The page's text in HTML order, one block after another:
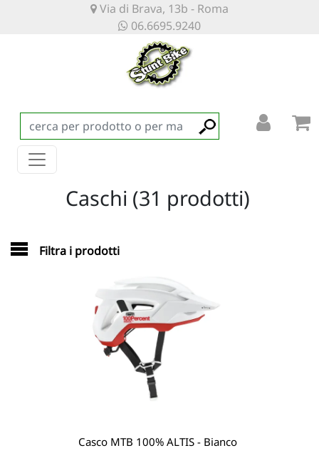
Via di Brava, 13b - Roma
06.6695.9240
Filtra i prodotti
Caschi (31 prodotti)
Casco MTB 100% ALTIS - Bianco